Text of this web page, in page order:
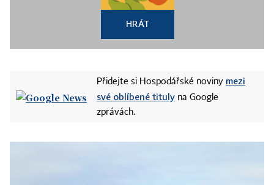
HRÁT
Přidejte si Hospodářské noviny mezi
své oblíbené tituly na Google
zprávách.